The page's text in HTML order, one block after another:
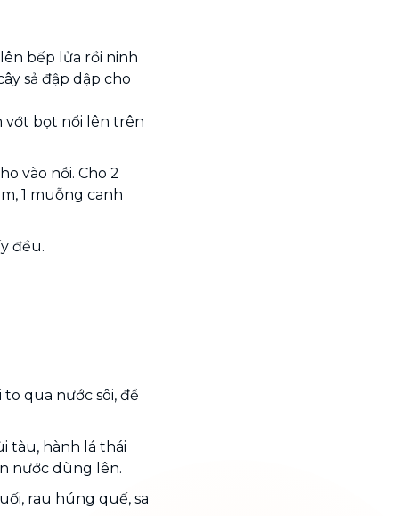
bếp lửa rồi ninh
sả đập dập cho
vớt bọt nổi lên trên
vào nồi. Cho 2
1 muỗng canh
đều.
qua nước sôi, để
tàu, hành lá thái
nước dùng lên.
rau húng quế, sa